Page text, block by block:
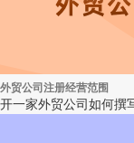
外贸公司注册经营范围
开一家外贸公司如何撰